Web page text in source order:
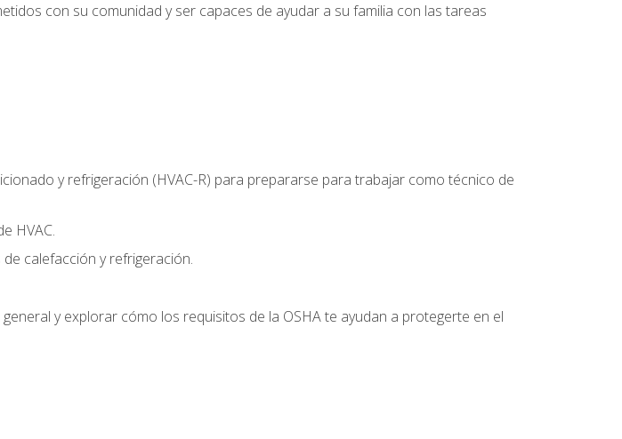
con su comunidad y ser capaces de ayudar a su familia con las tareas
y refrigeración (HVAC-R) para prepararse para trabajar como técnico de
HVAC.
calefacción y refrigeración.
y explorar cómo los requisitos de la OSHA te ayudan a protegerte en el